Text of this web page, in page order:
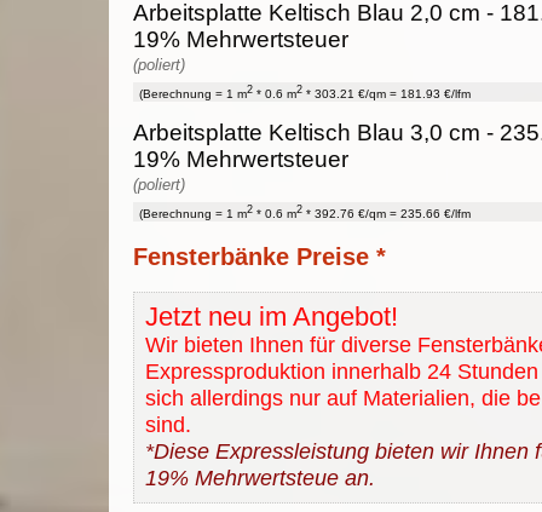
Arbeitsplatte Keltisch Blau 2,0 cm -
19% Mehrwertsteuer
(poliert)
(Berechnung = 1 m2 * 0.6 m2 * 303.21 €/qm = 181.93 €/lfm
Arbeitsplatte Keltisch Blau 3,0 cm -
19% Mehrwertsteuer
(poliert)
(Berechnung = 1 m2 * 0.6 m2 * 392.76 €/qm = 235.66 €/lfm
Fensterbänke Preise *
Jetzt neu im Angebot!
Wir bieten Ihnen für diverse
Expressproduktion innerhalb 24
sich allerdings nur auf Materialien, die
sind.
*Diese Expressleistung bieten wir Ihnen
19% Mehrwertsteue an.